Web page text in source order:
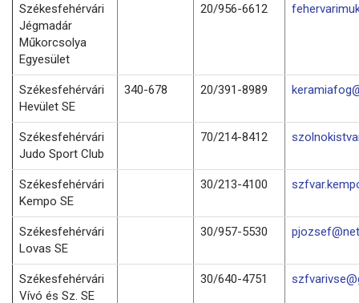
Székesfehérvári
Jégmadár
Műkorcsolya
Egyesület
20/956-6612
Székesfehérvári
Hevület SE
340-678 20/391-8989
Székesfehérvári
Judo Sport Club
70/214-8412
Székesfehérvári
Kempo SE
30/213-4100
Székesfehérvári
Lovas SE
30/957-5530
Székesfehérvári
Vívó és Sz. SE
30/640-4751